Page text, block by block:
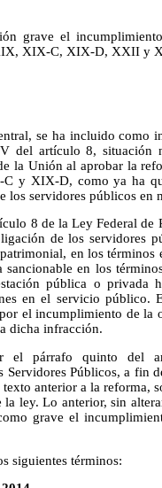
grave el
XIX-C, XIX-D, XXII y
se ha incluido como
del artículo 8, situación
la Unión al aprobar la
y XIX-D, como ya ha
los servidores públicos en
8 de la Ley Federal de
de los servidores
en los
sancionable en los
pública o privada
en el servicio público.
el incumplimiento de
dicha infracción.
el párrafo quinto del
Servidores Públicos, a fin
anterior a la reforma,
ley. Lo anterior, sin
grave el
siguientes términos: